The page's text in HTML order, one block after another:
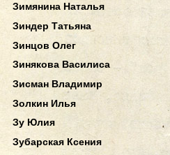
Зимянина Наталья
Зиндер Татьяна
Зинцов Олег
Зинякова Василиса
Зисман Владимир
Золкин Илья
Зу Юлия
Зубарская Ксения